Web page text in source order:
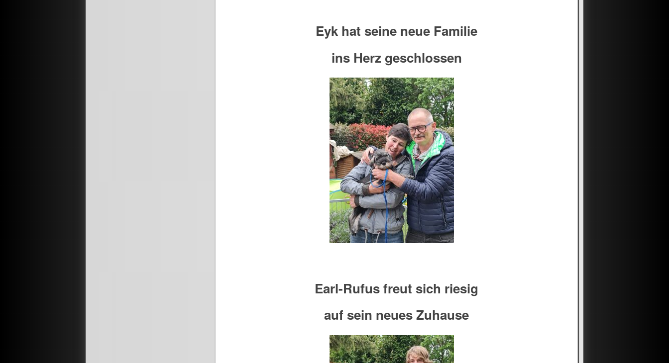
Eyk hat seine neue Familie
ins Herz geschlossen
Earl-Rufus freut sich riesig
auf sein neues Zuhause